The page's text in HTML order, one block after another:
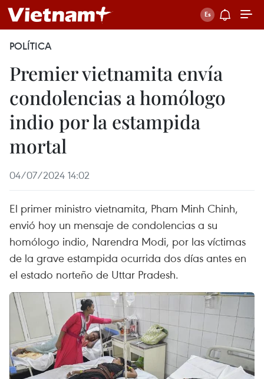
POLÍTICA
Premier vietnamita envía
condolencias a homólogo
indio por la estampida
mortal
04/07/2024 14:02
El primer ministro vietnamita, Pham Minh Chinh,
envió hoy un mensaje de condolencias a su
homólogo indio, Narendra Modi, por las víctimas
de la grave estampida ocurrida dos días antes en
el estado norteño de Uttar Pradesh.